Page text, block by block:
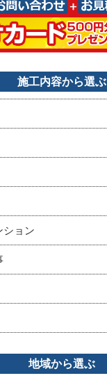
施工内容から選ぶ
ション
地域から選ぶ